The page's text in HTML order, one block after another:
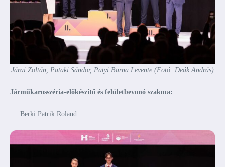
Járai Zoltán, Pataki Sándor, Patyi Barna Levente (Fotó: Deák András)
Járműkarosszéria-előkészítő és felületbevonó szakma:
Berki Patrik Roland